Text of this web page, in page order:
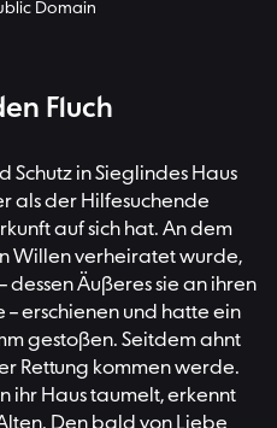
Domain
Fluch
Schutz in Sieglindes Haus
als der Hilfesuchende
auf sich hat. An dem
Willen verheiratet wurde,
Äußeres sie an ihren
erschienen und hatte ein
gestoßen. Seitdem ahnt
Rettung kommen werde.
ihr Haus taumelt, erkennt